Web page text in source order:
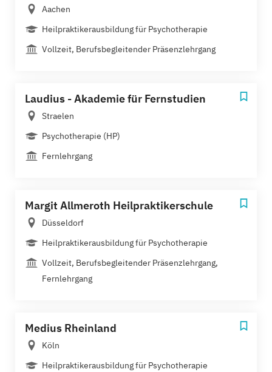
Aachen
Heilpraktikerausbildung für Psychotherapie
Vollzeit, Berufsbegleitender Präsenzlehrgang
Laudius - Akademie für Fernstudien
Straelen
Psychotherapie (HP)
Fernlehrgang
Margit Allmeroth Heilpraktikerschule
Düsseldorf
Heilpraktikerausbildung für Psychotherapie
Vollzeit, Berufsbegleitender Präsenzlehrgang,
Fernlehrgang
Medius Rheinland
Köln
Heilpraktikerausbildung für Psychotherapie